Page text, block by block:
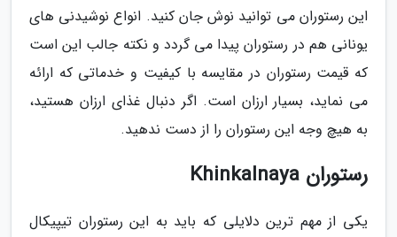
این رستوران می توانید نوش جان کنید. انواع نوشیدنی های
یونانی هم در رستوران پیدا می گردد و نکته جالب این است
که قیمت رستوران در مقایسه با کیفیت و خدماتی که ارائه
می نماید، بسیار ارزان است. اگر دنبال غذای ارزان هستید،
به هیچ وجه این رستوران را از دست ندهید.
رستوران Khinkalnaya
یکی از مهم ترین دلایلی که باید به این رستوران تیپیکال